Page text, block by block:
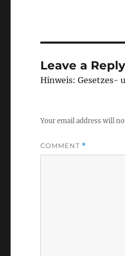
Leave a Reply
Hinweis: Gesetzes-
Your email address will
COMMENT *